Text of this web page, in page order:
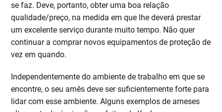
se faz. Deve, portanto, obter uma boa relação
qualidade/preço, na medida em que lhe deverá prestar
um excelente serviço durante muito tempo. Não quer
continuar a comprar novos equipamentos de proteção de
vez em quando.
Independentemente do ambiente de trabalho em que se
encontre, o seu arnês deve ser suficientemente forte para
lidar com esse ambiente. Alguns exemplos de arneses